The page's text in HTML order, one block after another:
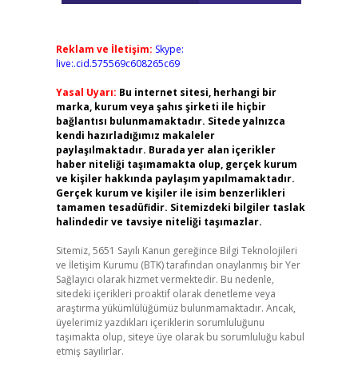
Reklam ve İletişim: Skype:
live:.cid.575569c608265c69
Yasal Uyarı: Bu internet sitesi, herhangi bir
marka, kurum veya şahıs şirketi ile hiçbir
bağlantısı bulunmamaktadır. Sitede yalnızca
kendi hazırladığımız makaleler
paylaşılmaktadır. Burada yer alan içerikler
haber niteliği taşımamakta olup, gerçek kurum
ve kişiler hakkında paylaşım yapılmamaktadır.
Gerçek kurum ve kişiler ile isim benzerlikleri
tamamen tesadüfidir. Sitemizdeki bilgiler taslak
halindedir ve tavsiye niteliği taşımazlar.
Sitemiz, 5651 Sayılı Kanun gereğince Bilgi Teknolojileri
ve İletişim Kurumu (BTK) tarafından onaylanmış bir Yer
Sağlayıcı olarak hizmet vermektedir. Bu nedenle,
sitedeki içerikleri proaktif olarak denetleme veya
araştırma yükümlülüğümüz bulunmamaktadır. Ancak,
üyelerimiz yazdıkları içeriklerin sorumluluğunu
taşımakta olup, siteye üye olarak bu sorumluluğu kabul
etmiş sayılırlar.